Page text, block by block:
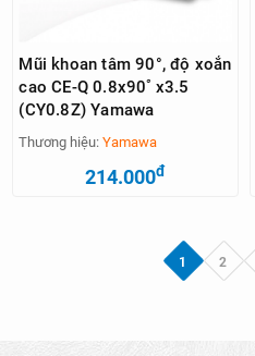
Mũi khoan tâm 90°, độ xoắn
cao CE-Q 0.8x90ﾟx3.5
(CY0.8Z) Yamawa
Thương hiệu:Yamawa
214.000đ
1 2